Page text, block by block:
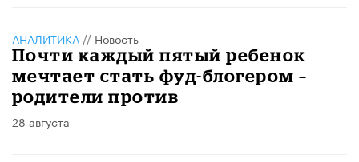
АНАЛИТИКА // Новость
Почти каждый пятый ребенок
мечтает стать фуд-блогером –
родители против
28 августа